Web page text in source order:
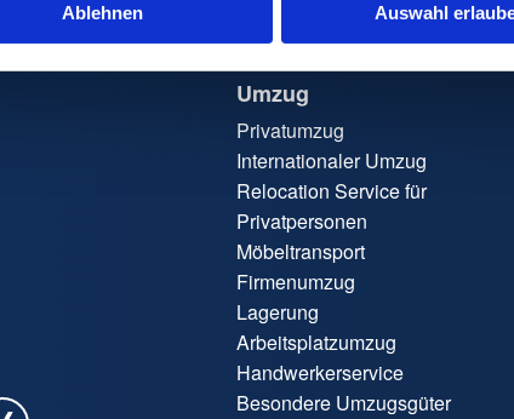
Ablehnen Auswahl
Umzug
Privatumzug
Internationaler Umzug
Relocation Service für
Privatpersonen
Möbeltransport
Firmenumzug
Lagerung
Arbeitsplatzumzug
Handwerkerservice
Besondere Umzugsgüter